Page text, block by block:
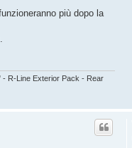
più dopo la
- R-Line Exterior Pack - Rear